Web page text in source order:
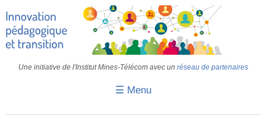
Une initiative de l'Institut Mines-Télécom avec un réseau de partenaires
☰ Menu